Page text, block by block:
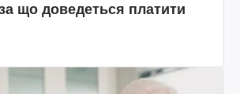
що доведеться платити